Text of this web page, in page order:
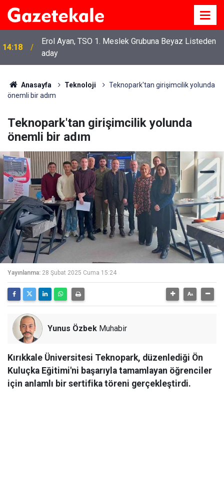
14:18
Erol Ayan, TSO 1. Meslek Grubuna Beyaz Listeden
aday
Anasayfa Teknoloji
Teknopark'tan girişimcilik yolunda
önemli bir adım
Teknopark'tan girişimcilik yolunda
önemli bir adım
Yayınlanma: 28 Şubat 2025 Cuma 15:24
Yunus Özbek Muhabir
Kırıkkale Üniversitesi Teknopark, düzenlediği Ön
Kuluçka Eğitimi'ni başarıyla tamamlayan öğrenciler
için anlamlı bir sertifika töreni gerçekleştirdi.